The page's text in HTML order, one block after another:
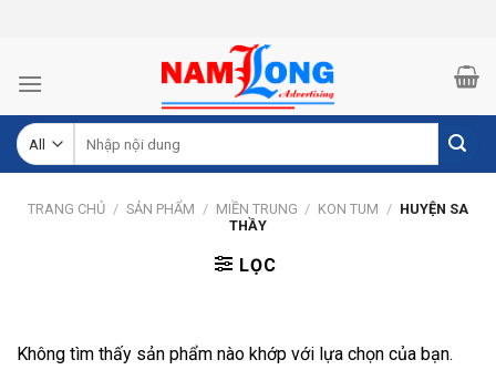
kiếm:
TRANG CHỦ / SẢN PHẨM / MIỀN TRUNG / KON TUM / HUYỆN SA
THẦY
LỌC
Không tìm thấy sản phẩm nào khớp với lựa chọn của bạn.